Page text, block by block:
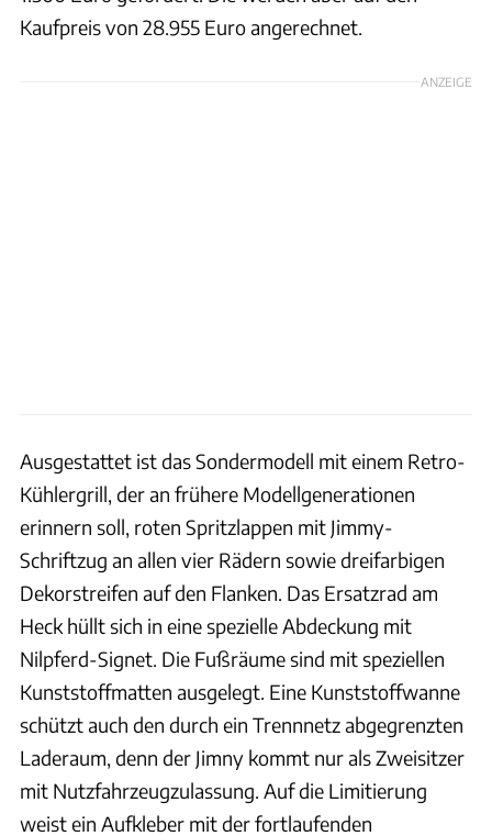
Kaufpreis von 28.955 Euro angerechnet.
ANZEIGE
Ausgestattet ist das Sondermodell mit einem Retro-
Kühlergrill, der an frühere Modellgenerationen
erinnern soll, roten Spritzlappen mit Jimmy-
Schriftzug an allen vier Rädern sowie dreifarbigen
Dekorstreifen auf den Flanken. Das Ersatzrad am
Heck hüllt sich in eine spezielle Abdeckung mit
Nilpferd-Signet. Die Fußräume sind mit speziellen
Kunststoffmatten ausgelegt. Eine Kunststoffwanne
schützt auch den durch ein Trennnetz abgegrenzten
Laderaum, denn der Jimny kommt nur als Zweisitzer
mit Nutzfahrzeugzulassung. Auf die Limitierung
weist ein Aufkleber mit der fortlaufenden